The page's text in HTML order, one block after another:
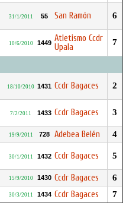
31/1/2011 55 San Ramón 6
10/6/2010 1449 Atletismo Ccdr
Upala
7
18/10/2010 1431 Ccdr Bagaces 2
7/2/2011 1433 Ccdr Bagaces 3
19/9/2011 728 Adebea Belén 4
30/1/2011 1432 Ccdr Bagaces 5
15/9/2010 1430 Ccdr Bagaces 6
30/3/2011 1434 Ccdr Bagaces 7